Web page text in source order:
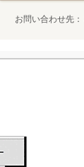
お問い合わせ先